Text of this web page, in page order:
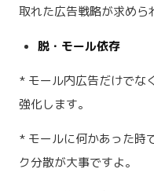
取れた広告戦略が求めら
脱・モール依存
* モール内広告だけでな
強化します。
* モールに何かあった時
ク分散が大事ですよ。